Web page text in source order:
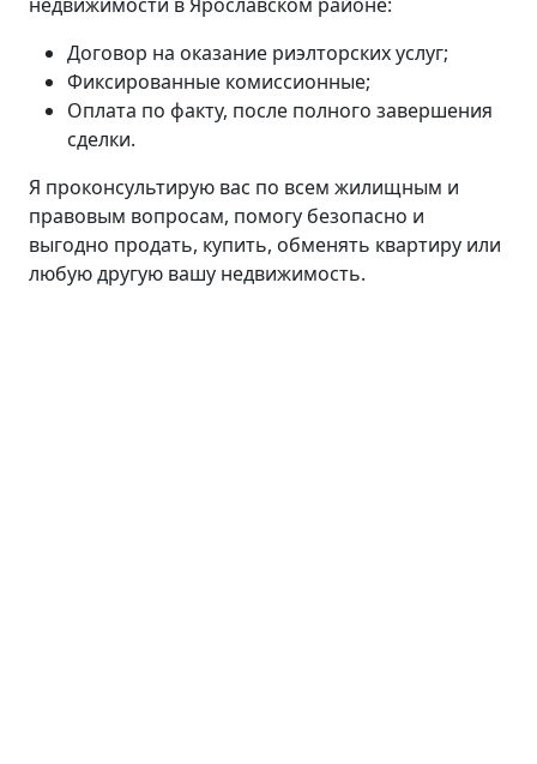
Договор на оказание риэлторских услуг;
Фиксированные комиссионные;
Оплата по факту, после полного завершения
сделки.
Я проконсультирую вас по всем жилищным и
правовым вопросам, помогу безопасно и
выгодно продать, купить, обменять квартиру или
любую другую вашу недвижимость.